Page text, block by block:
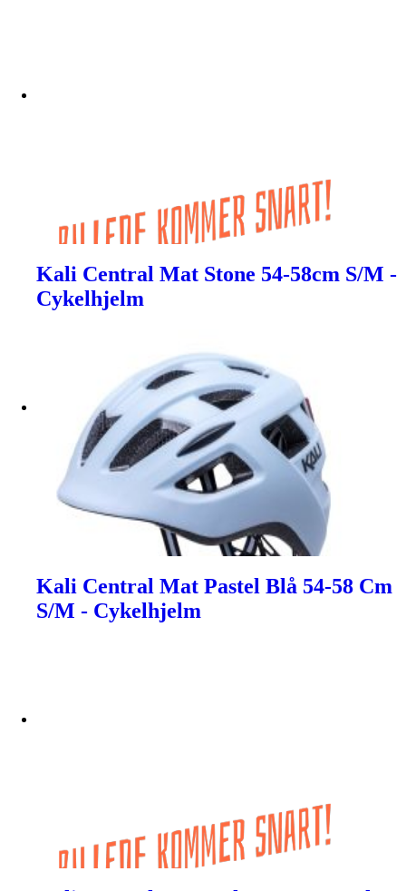
Kali Central Mat Stone 54-58cm S/M -
Cykelhjelm
Kali Central Mat Pastel Blå 54-58 Cm
S/M - Cykelhjelm